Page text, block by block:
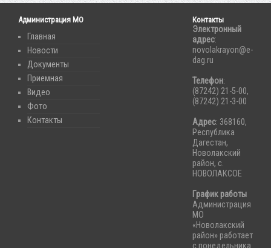
Администрация МО
Главная
Новости
Документы
Приемная
Видео
Фото
Контакты
Контакты
Электронный
адрес:
novolakrayon@e-
dag.ru
Телефон:
(87242) 21-5-00,
(87242) 21-3-00
Адрес: 368160,
Республика
Дагестан,
Новолакский
район, с.
НОВОЛАКСОЕ
График работы
Администрация
МО
«Новолакский
район» работает
с понедельника